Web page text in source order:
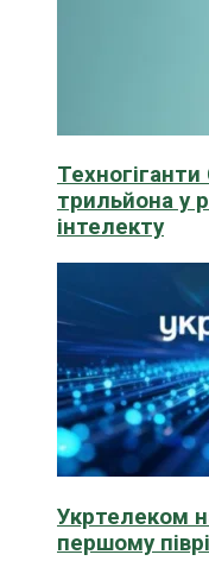
трильйона у
інтелекту
Укртелеком
першому